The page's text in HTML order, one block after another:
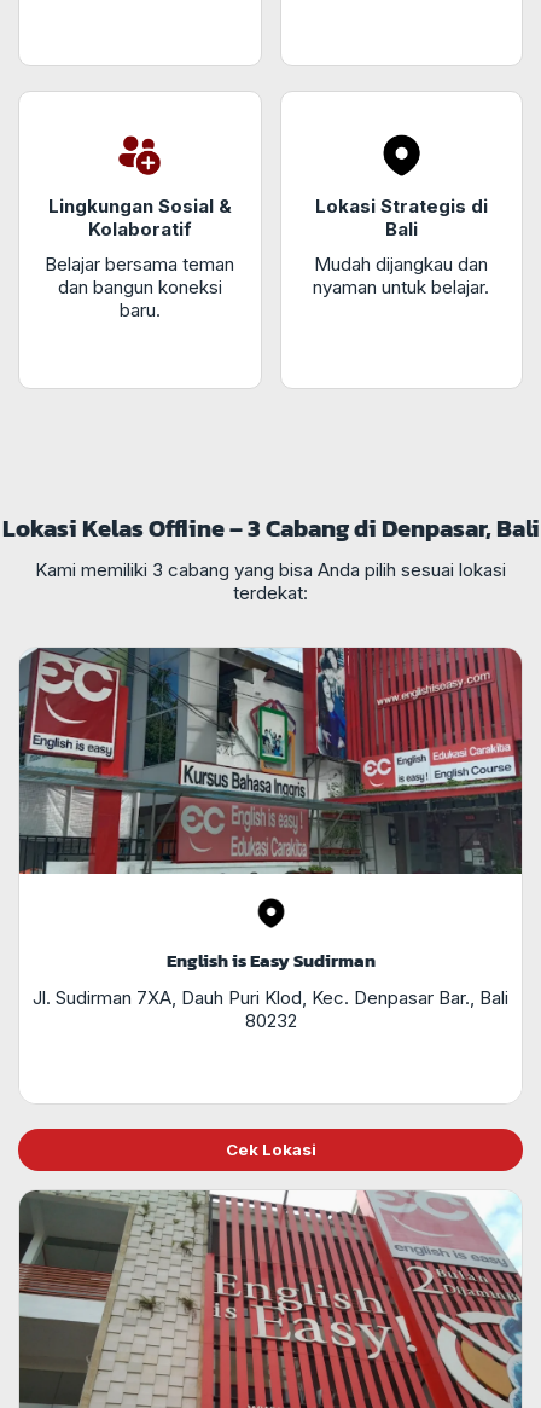
Lingkungan Sosial &
Kolaboratif
Belajar bersama teman
dan bangun koneksi
baru.
Lokasi Strategis di
Bali
Mudah dijangkau dan
nyaman untuk belajar.
Lokasi Kelas Offline – 3 Cabang di Denpasar, Bali
Kami memiliki 3 cabang yang bisa Anda pilih sesuai lokasi
terdekat:
English is Easy Sudirman
Jl. Sudirman 7XA, Dauh Puri Klod, Kec. Denpasar Bar., Bali
80232
Cek Lokasi